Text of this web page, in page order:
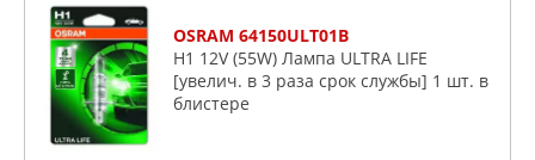
OSRAM 64150ULT01B
H1 12V (55W) Лампа ULTRA LIFE
[увелич. в 3 раза срок службы] 1 шт. в
блистере